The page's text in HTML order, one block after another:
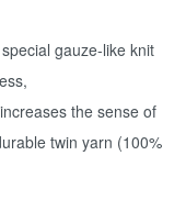
gauze-like knit
the sense of
twin yarn (100%